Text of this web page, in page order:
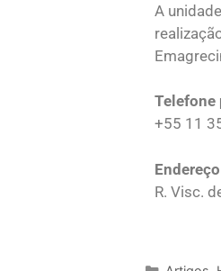
A
Telefone
+55 11
R. Visc.